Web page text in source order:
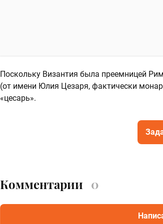
Поскольку Византия была преемницей
(от имени Юлия Цезаря, фактически
«цесарь».
Комментарии 0